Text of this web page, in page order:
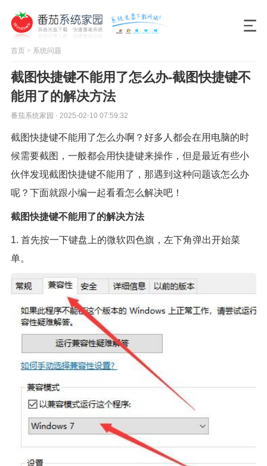
首页> 系统问题
截图快捷键不能用了怎么办-截图快捷键不
能用了的解决方法
番茄系统家园 · 2025-02-10 07:59:32
截图快捷键不能用了怎么办啊？好多人都会在用电脑的时
候需要截图，一般都会用快捷键来操作，但是最近有些小
伙伴发现截图快捷键不能用了，那遇到这种问题该怎么办
呢？下面就跟小编一起看看怎么解决吧！
截图快捷键不能用了的解决方法
1. 首先按一下键盘上的微软四色旗，左下角弹出开始菜
单。